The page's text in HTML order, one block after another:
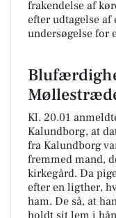
frakendelse af
efter udtagelse
undersøgelse for
Kl. 20.01
Kalundborg, at
fra Kalundborg
fremmed mand,
kirkegård. Da
efter en ligther,
ham. De så, at
holdt sit lem i